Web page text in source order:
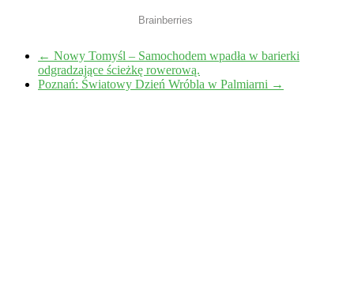
← Nowy Tomyśl – Samochodem wpadła w barierki
odgradzające ścieżkę rowerową.
Poznań: Światowy Dzień Wróbla w Palmiarni →